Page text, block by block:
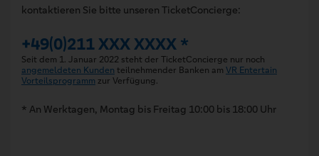
kontaktieren Sie bitte unseren TicketConcierge:
+49(0)211 XXX XXXX *
Seit dem 1. Januar 2022 steht der TicketConcierge nur noch
angemeldeten Kunden teilnehmender Banken am VR Entertain
Vorteilsprogramm zur Verfügung.
* An Werktagen, Montag bis Freitag 10:00 bis 18:00 Uhr